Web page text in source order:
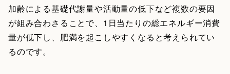
加齢による基礎代謝量や活動量の低下など複数の要因
が組み合わさることで、1日当たりの総エネルギー消費
量が低下し、肥満を起こしやすくなると考えられてい
るのです。